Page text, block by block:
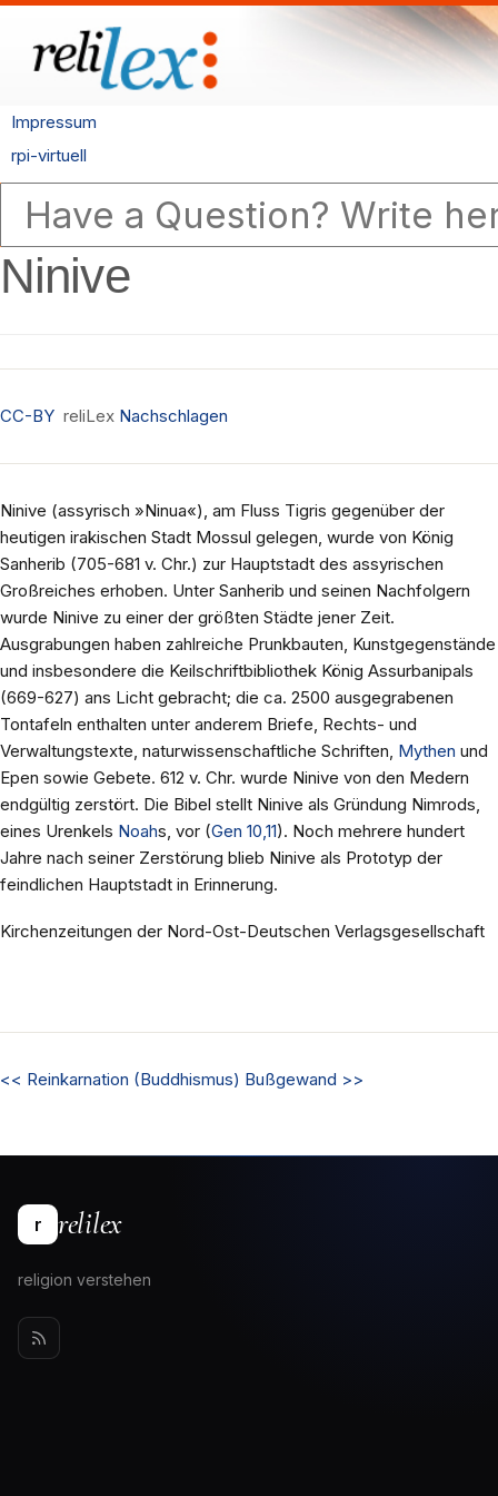
Impressum
rpi-virtuell
Ninive
CC-BY reliLex Nachschlagen
Ninive (assyrisch »Ninua«), am Fluss Tigris gegenüber der
heutigen irakischen Stadt Mossul gelegen, wurde von König
Sanherib (705-681 v. Chr.) zur Hauptstadt des assyrischen
Großreiches erhoben. Unter Sanherib und seinen Nachfolgern
wurde Ninive zu einer der größten Städte jener Zeit.
Ausgrabungen haben zahlreiche Prunkbauten, Kunstgegenstände
und insbesondere die Keilschriftbibliothek König Assurbanipals
(669-627) ans Licht gebracht; die ca. 2500 ausgegrabenen
Tontafeln enthalten unter anderem Briefe, Rechts- und
Verwaltungstexte, naturwissenschaftliche Schriften, Mythen und
Epen sowie Gebete. 612 v. Chr. wurde Ninive von den Medern
endgültig zerstört. Die Bibel stellt Ninive als Gründung Nimrods,
eines Urenkels Noahs, vor (Gen 10,11). Noch mehrere hundert
Jahre nach seiner Zerstörung blieb Ninive als Prototyp der
feindlichen Hauptstadt in Erinnerung.
Kirchenzeitungen der Nord-Ost-Deutschen Verlagsgesellschaft
<< Reinkarnation (Buddhismus) Bußgewand >>
r relilex
religion verstehen